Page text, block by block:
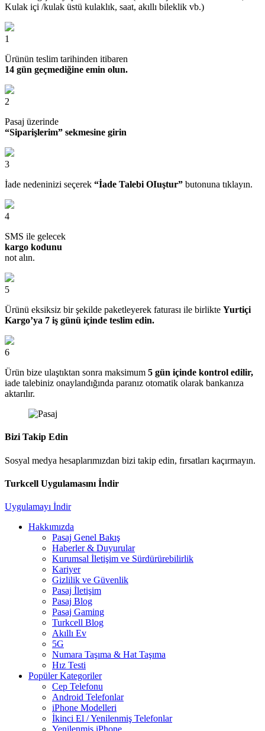
Kulak içi /kulak üstü kulaklık, saat, akıllı bileklik vb.)
1
Ürünün teslim tarihinden itibaren
14 gün geçmediğine emin olun.
2
Pasaj üzerinde
“Siparişlerim” sekmesine girin
3
İade nedeninizi seçerek “İade Talebi OIuştur” butonuna tıklayın.
4
SMS ile gelecek
kargo kodunu
not alın.
5
Ürünü eksiksiz bir şekilde paketleyerek faturası ile birlikte Yurtiçi
Kargo’ya 7 iş günü içinde teslim edin.
6
Ürün bize ulaştıktan sonra maksimum 5 gün içinde kontrol edilir,
iade talebiniz onaylandığında paranız otomatik olarak bankanıza
aktarılır.
Bizi Takip Edin
Sosyal medya hesaplarımızdan bizi takip edin, fırsatları kaçırmayın.
Turkcell Uygulamasını İndir
Uygulamayı İndir
Hakkımızda
Pasaj Genel Bakış
Haberler & Duyurular
Kurumsal İletişim ve Sürdürürebilirlik
Kariyer
Gizlilik ve Güvenlik
Pasaj İletişim
Pasaj Blog
Pasaj Gaming
Turkcell Blog
Akıllı Ev
5G
Numara Taşıma & Hat Taşıma
Hız Testi
Popüler Kategoriler
Cep Telefonu
Android Telefonlar
iPhone Modelleri
İkinci El / Yenilenmiş Telefonlar